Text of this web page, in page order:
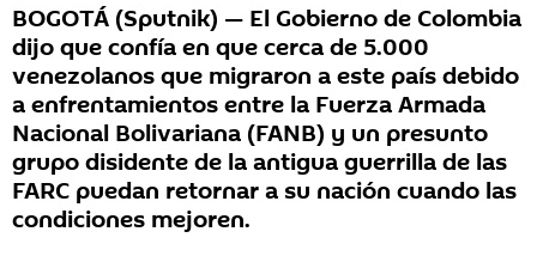
BOGOTÁ (Sputnik) — El Gobierno de Colombia
dijo que confía en que cerca de 5.000
venezolanos que migraron a este país debido
a enfrentamientos entre la Fuerza Armada
Nacional Bolivariana (FANB) y un presunto
grupo disidente de la antigua guerrilla de las
FARC puedan retornar a su nación cuando las
condiciones mejoren.